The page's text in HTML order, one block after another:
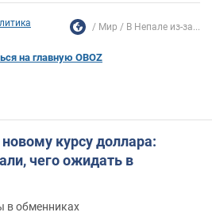
Мир В Непале из-за...
на главную OBOZ
курсу доллара:
чего ожидать в
в обменниках